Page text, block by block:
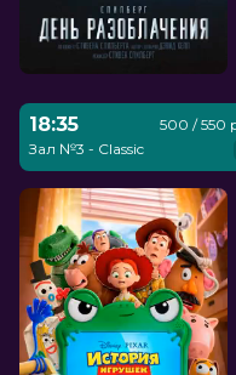
18:35
Зал №3 - Classic
500 / 550